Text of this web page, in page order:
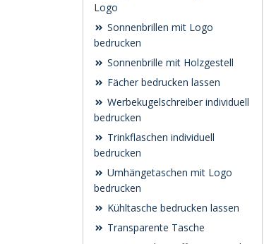
Logo
Sonnenbrillen mit Logo
bedrucken
Sonnenbrille mit Holzgestell
Fächer bedrucken lassen
Werbekugelschreiber individuell
bedrucken
Trinkflaschen individuell
bedrucken
Umhängetaschen mit Logo
bedrucken
Kühltasche bedrucken lassen
Transparente Tasche